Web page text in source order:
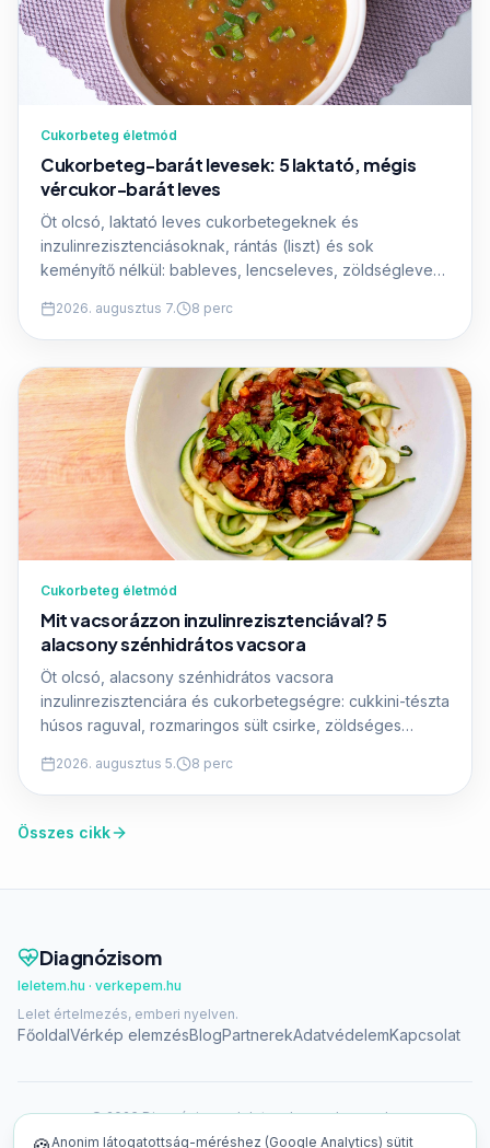
Cukorbeteg életmód
Cukorbeteg-barát levesek: 5 laktató, mégis
vércukor-barát leves
Öt olcsó, laktató leves cukorbetegeknek és
inzulinrezisztenciásoknak, rántás (liszt) és sok
keményítő nélkül: bableves, lencseleves, zöldségleves,
hozzávalókkal és makróértékekkel.
2026. augusztus 7. 8 perc
Cukorbeteg életmód
Mit vacsorázzon inzulinrezisztenciával? 5
alacsony szénhidrátos vacsora
Öt olcsó, alacsony szénhidrátos vacsora
inzulinrezisztenciára és cukorbetegségre: cukkini-tészta
húsos raguval, rozmaringos sült csirke, zöldséges
hozzávalókkal és makróértékekkel.
2026. augusztus 5. 8 perc
Összes cikk
Diagnózisom
leletem.hu · verkepem.hu
Lelet értelmezés, emberi nyelven.
FőoldalVérkép elemzésBlogPartnerekAdatvédelemKapcsolat
©2026Diagnózisom · leletem.hu · verkepem.hu
⚠️ Nem orvosi diagnózis. Sürgős esetben hívja a
112 -t.
Anonim látogatottság-méréshez (Google Analytics) sütit